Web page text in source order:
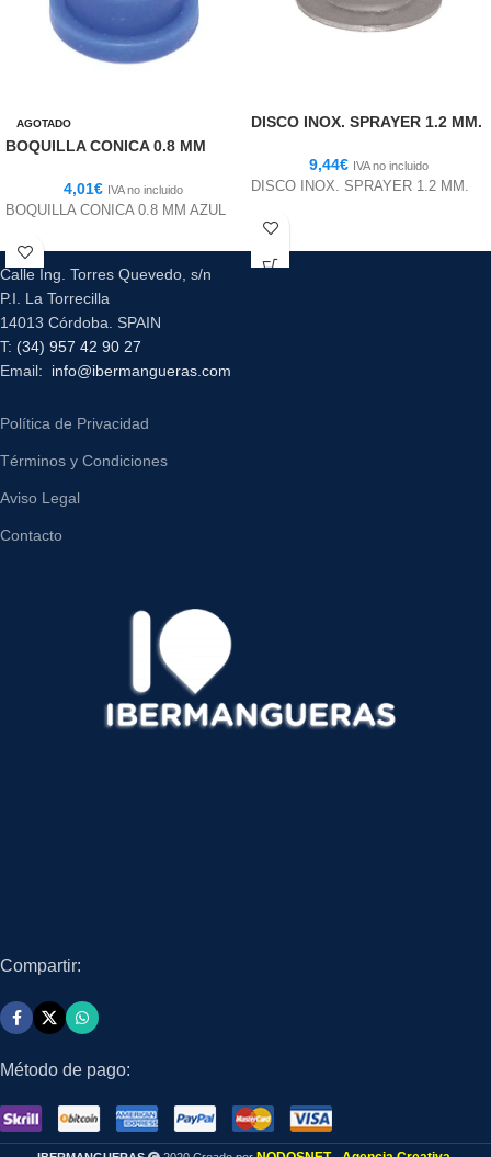
AGOTADO
BOQUILLA CONICA 0.8 MM
4,01€ IVA no incluido
BOQUILLA CONICA 0.8 MM AZUL
DISCO INOX. SPRAYER 1.2 MM.
9,44€ IVA no incluido
DISCO INOX. SPRAYER 1.2 MM.
Calle Ing. Torres Quevedo, s/n
P.I. La Torrecilla
14013 Córdoba. SPAIN
T: (34) 957 42 90 27
Email: info@ibermangueras.com
Política de Privacidad
Términos y Condiciones
Aviso Legal
Contacto
Compartir:
Método de pago: